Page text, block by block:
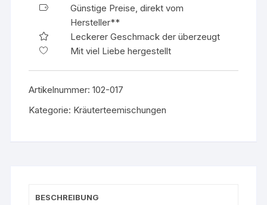
Günstige Preise, direkt vom
Hersteller**
Leckerer Geschmack der überzeugt
Mit viel Liebe hergestellt
Artikelnummer:102-017
Kategorie: Kräuterteemischungen
BESCHREIBUNG